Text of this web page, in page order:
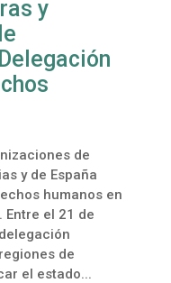
y
de
y de España
humanos en
Entre el 21 de
de
el estado...